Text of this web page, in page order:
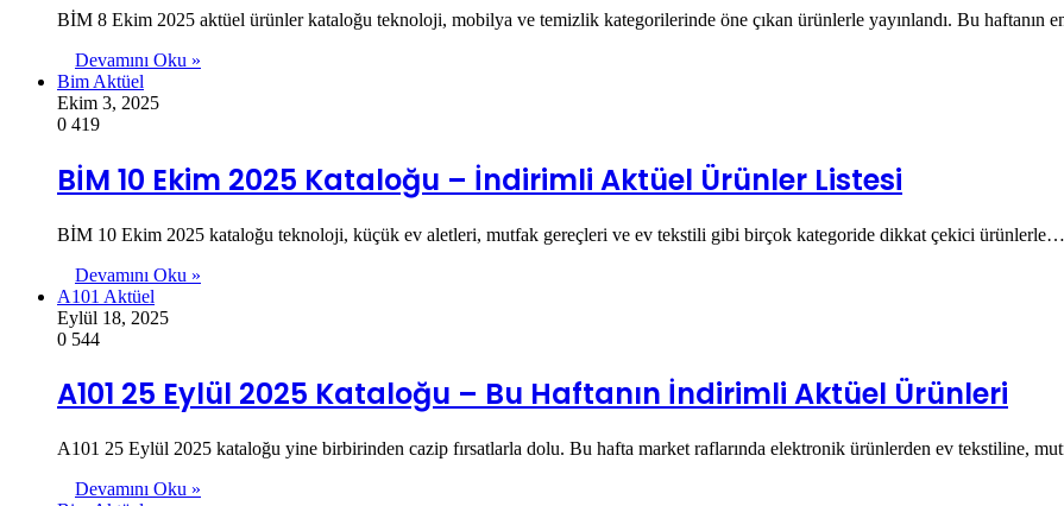
BİM 8 Ekim 2025 aktüel ürünler kataloğu teknoloji, mobilya ve temizlik kategorilerinde öne çıkan ürünlerle yayınlandı. Bu haftanın
Devamını Oku »
Bim Aktüel
Ekim 3, 2025
0 419
BİM 10 Ekim 2025 Kataloğu – İndirimli Aktüel Ürünler Listesi
BİM 10 Ekim 2025 kataloğu teknoloji, küçük ev aletleri, mutfak gereçleri ve ev tekstili gibi birçok kategoride dikkat çekici ürünlerle…
Devamını Oku »
A101 Aktüel
Eylül 18, 2025
0 544
A101 25 Eylül 2025 Kataloğu – Bu Haftanın İndirimli Aktüel Ürünleri
A101 25 Eylül 2025 kataloğu yine birbirinden cazip fırsatlarla dolu. Bu hafta market raflarında elektronik ürünlerden ev tekstiline,
Devamını Oku »